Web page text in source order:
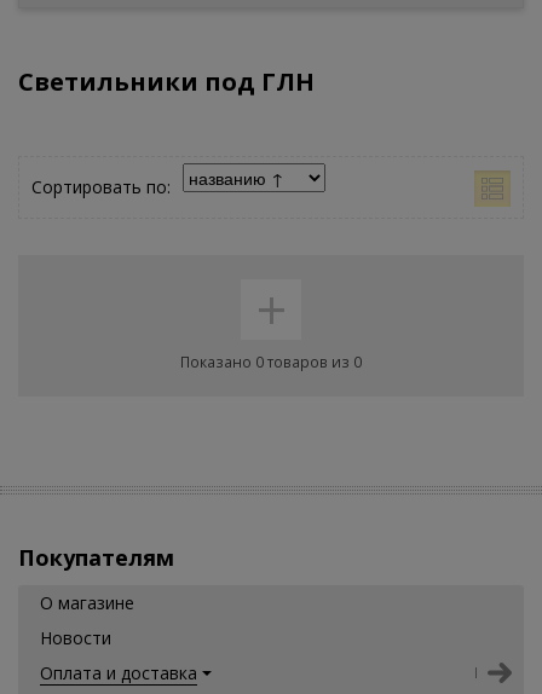
Светильники под ГЛН
Сортировать по:
+
Показано 0 товаров из 0
Покупателям
О магазине
Новости
Оплата и доставка